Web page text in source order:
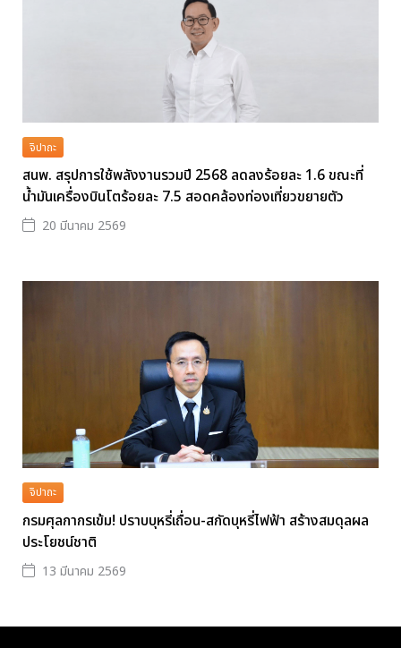
จิปาถะ
สนพ. สรุปการใช้พลังงานรวมปี 2568 ลดลงร้อยละ 1.6 ขณะที่
น้ำมันเครื่องบินโตร้อยละ 7.5 สอดคล้องท่องเที่ยวขยายตัว
20 มีนาคม 2569
จิปาถะ
กรมศุลกากรเข้ม! ปราบบุหรี่เถื่อน-สกัดบุหรี่ไฟฟ้า สร้างสมดุลผล
ประโยชน์ชาติ
13 มีนาคม 2569